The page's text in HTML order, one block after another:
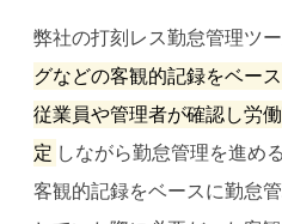
弊社の打刻レス勤怠管理ツ
グなどの客観的記録をベー
従業員や管理者が確認し労
定 しながら勤怠管理を進め
客観的記録をベースに勤怠